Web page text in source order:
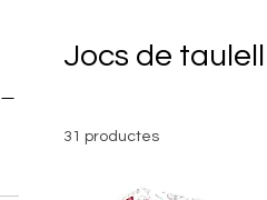
Jocs de taulell
31 productes